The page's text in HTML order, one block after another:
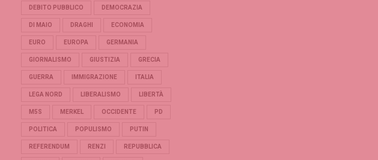
DEBITO PUBBLICO DEMOCRAZIA
DI MAIO DRAGHI ECONOMIA
EURO EUROPA GERMANIA
GIORNALISMO GIUSTIZIA GRECIA
GUERRA IMMIGRAZIONE ITALIA
LEGA NORD LIBERALISMO LIBERTÀ
M5S MERKEL OCCIDENTE PD
POLITICA POPULISMO PUTIN
REFERENDUM RENZI REPUBBLICA